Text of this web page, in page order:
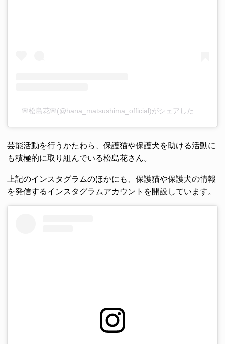
芸能活動を行うかたわら、保護猫や保護犬を助ける活動に
も積極的に取り組んでいる松島花さん。
上記のインスタグラムのほかにも、保護猫や保護犬の情報
を発信するインスタグラムアカウントを開設しています。